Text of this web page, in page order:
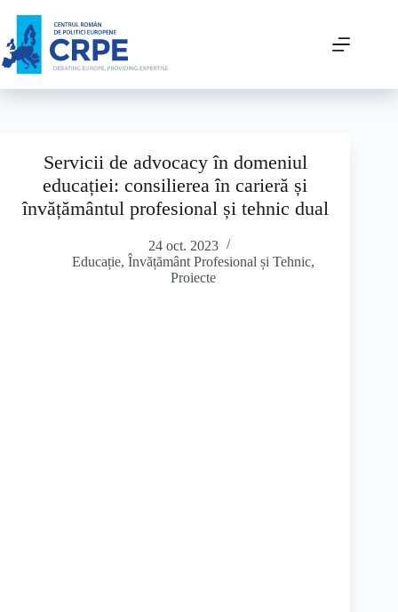
Servicii de advocacy în domeniul
educației: consilierea în carieră și
învățământul profesional și tehnic dual
24 oct. 2023
Educație, Învățământ Profesional și Tehnic,
Proiecte